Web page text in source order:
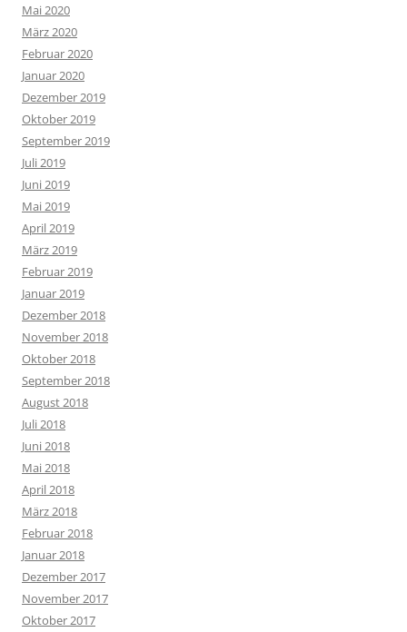
Mai 2020
März 2020
Februar 2020
Januar 2020
Dezember 2019
Oktober 2019
September 2019
Juli 2019
Juni 2019
Mai 2019
April 2019
März 2019
Februar 2019
Januar 2019
Dezember 2018
November 2018
Oktober 2018
September 2018
August 2018
Juli 2018
Juni 2018
Mai 2018
April 2018
März 2018
Februar 2018
Januar 2018
Dezember 2017
November 2017
Oktober 2017